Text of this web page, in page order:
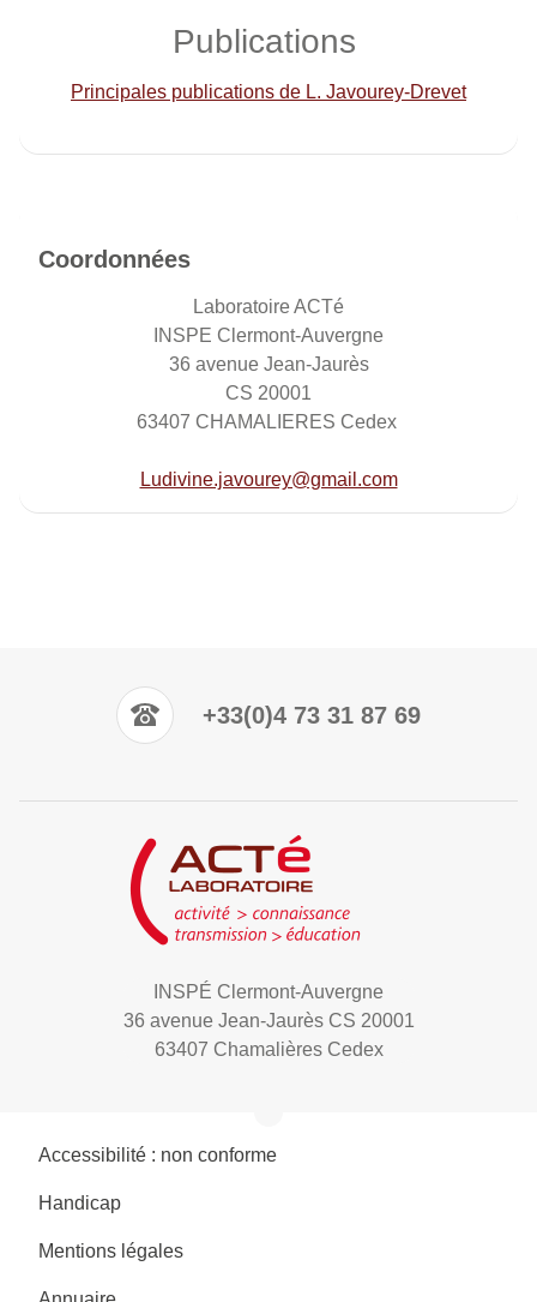
Publications
Principales publications de L. Javourey-Drevet
Coordonnées
Laboratoire ACTé
INSPE Clermont-Auvergne
36 avenue Jean-Jaurès
CS 20001
63407 CHAMALIERES Cedex
Ludivine.javourey@gmail.com
+33(0)4 73 31 87 69
INSPÉ Clermont-Auvergne
36 avenue Jean-Jaurès CS 20001
63407 Chamalières Cedex
Accessibilité : non conforme
Handicap
Mentions légales